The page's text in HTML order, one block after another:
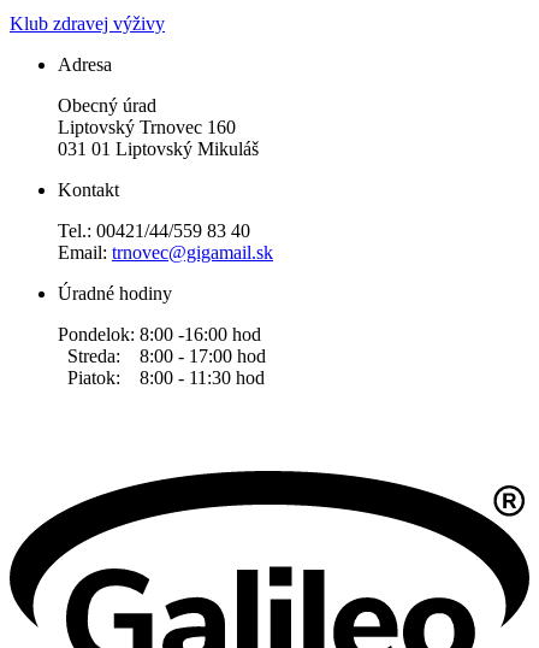
Klub zdravej výživy
Adresa
Obecný úrad
Liptovský Trnovec 160
031 01 Liptovský Mikuláš
Kontakt
Tel.: 00421/44/559 83 40
Email: trnovec@gigamail.sk
Úradné hodiny
Pondelok: 8:00 -16:00 hod
Streda: 8:00 - 17:00 hod
Piatok: 8:00 - 11:30 hod